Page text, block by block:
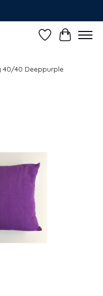
Verlanglijst
40/40 Deeppurple